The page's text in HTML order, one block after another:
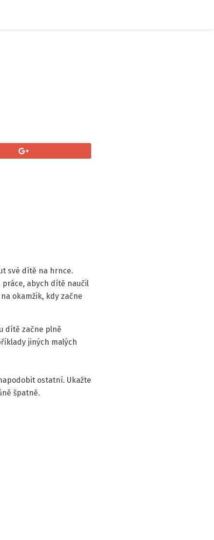
své dítě na hrnce.
práce, abych dítě naučil
okamžik, kdy začne
dítě začne plně
jiných malých
ostatní. Ukažte
špatně.